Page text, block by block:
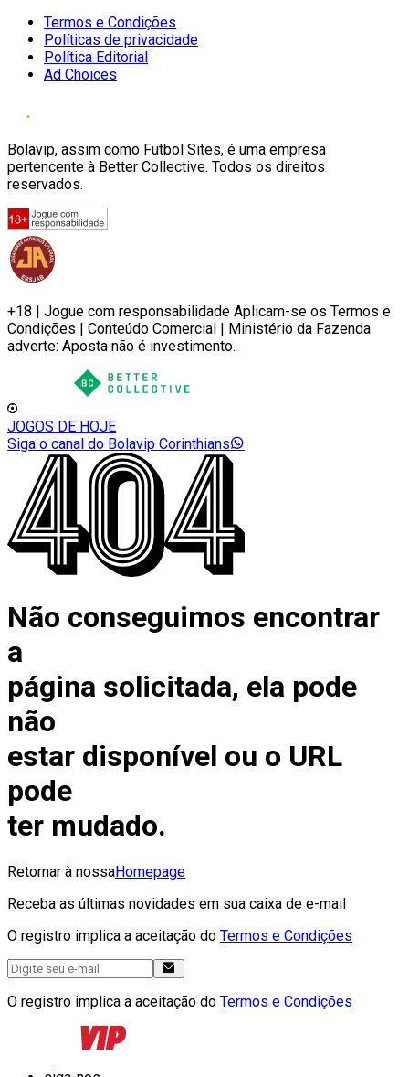
Termos e Condições
Políticas de privacidade
Política Editorial
Ad Choices
Bolavip, assim como Futbol Sites, é uma empresa
pertencente à Better Collective. Todos os direitos
reservados.
+18 | Jogue com responsabilidade Aplicam-se os Termos e
Condições | Conteúdo Comercial | Ministério da Fazenda
adverte: Aposta não é investimento.
JOGOS DE HOJE
Siga o canal do Bolavip Corinthians
Não conseguimos encontrar
a
página solicitada, ela pode
não
estar disponível ou o URL
pode
ter mudado.
Retornar à nossaHomepage
Receba as últimas novidades em sua caixa de e-mail
O registro implica a aceitação do Termos e Condições
O registro implica a aceitação do Termos e Condições